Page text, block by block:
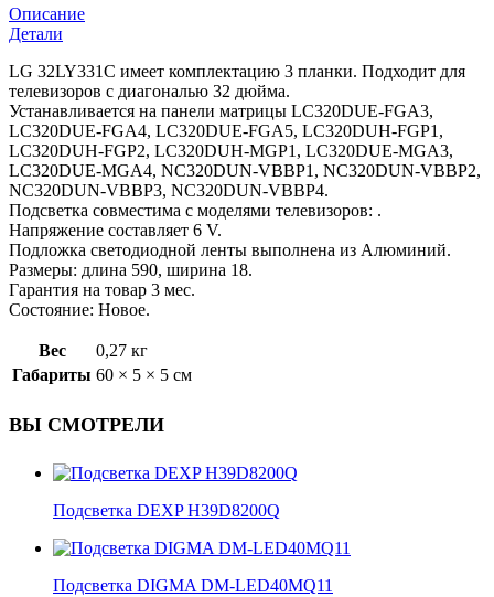
Описание
Детали
LG 32LY331С имеет комплектацию 3 планки. Подходит для
телевизоров с диагональю 32 дюйма.
Устанавливается на панели матрицы LC320DUE-FGA3,
LC320DUE-FGA4, LC320DUE-FGA5, LC320DUH-FGP1,
LC320DUH-FGP2, LC320DUH-MGP1, LC320DUE-MGA3,
LC320DUE-MGA4, NC320DUN-VBBP1, NC320DUN-VBBP2,
NC320DUN-VBBP3, NC320DUN-VBBP4.
Подсветка совместима с моделями телевизоров: .
Напряжение составляет 6 V.
Подложка светодиодной ленты выполнена из Алюминий.
Размеры: длина 590, ширина 18.
Гарантия на товар 3 мес.
Состояние: Новое.
Вес
0,27 кг
Габариты 60 × 5 × 5 см
ВЫ СМОТРЕЛИ
Подсветка DEXP H39D8200Q
Подсветка DIGMA DM-LED40MQ11